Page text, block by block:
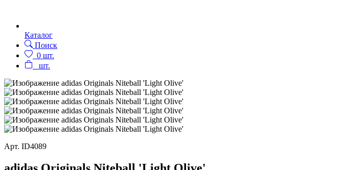
Каталог
Поиск
0 шт.
шт.
Арт. ID4089